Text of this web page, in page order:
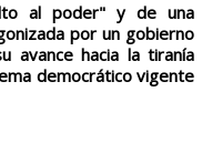
al poder" y de una
por un gobierno
avance hacia la tiranía
democrático vigente